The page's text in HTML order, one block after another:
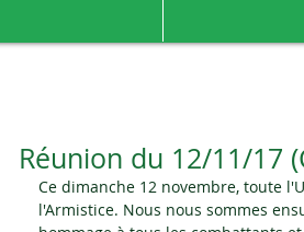
Réunion du 12/11/17
Ce dimanche 12 novembre, toute
l'Armistice. Nous nous sommes